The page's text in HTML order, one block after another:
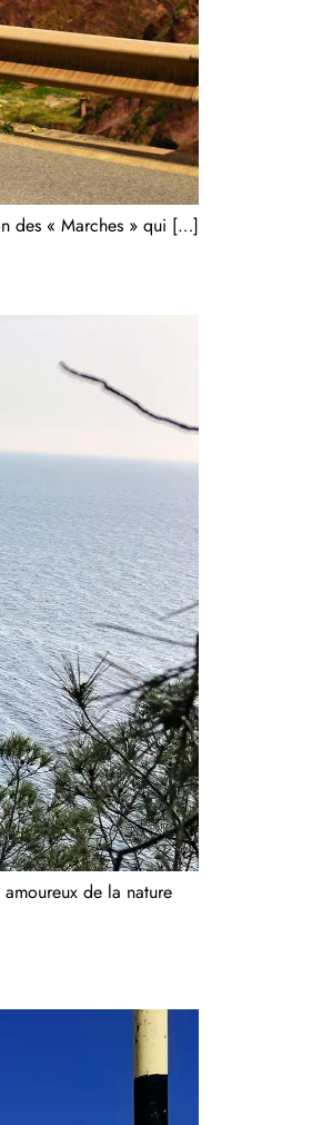
des « Marches » qui […]
de la nature